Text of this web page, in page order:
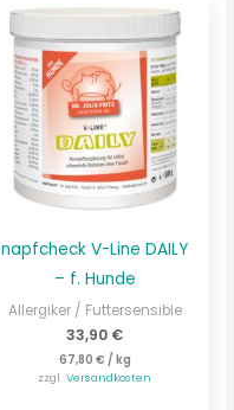
napfcheck V-Line DAILY
– f. Hunde
Allergiker / Futtersensible
33,90 €
67,80 € / kg
zzgl.Versandkosten